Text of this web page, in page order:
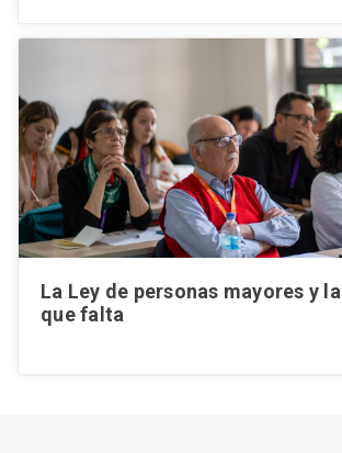
La Ley de personas mayores y
que falta